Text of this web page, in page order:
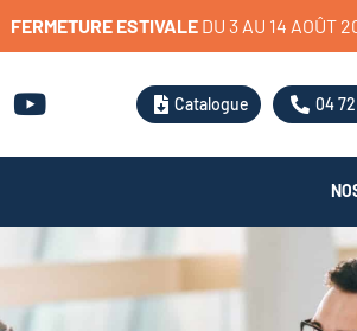
FERMETURE ESTIVALE DU 3 AU 14 AOÛT 2
Catalogue 04